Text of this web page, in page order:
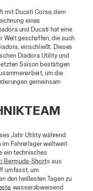
mit Ducati Corse, dem
eines
und Ducati hat eine
Welt geschaffen, die auch
einschließt. Dieses
Diadora Utility und
Saison bestätigen
um die
gemeinsam
Jahr Utility während
im Fahrerlager weltweit
ein technisches
Bermuda-Shorts aus
umfasst, um
den heißesten Tagen zu
, wasserabweisend